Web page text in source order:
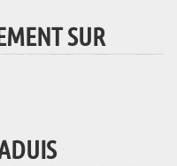
SUR